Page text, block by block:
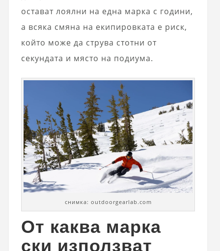
остават лоялни на една марка с години,
а всяка смяна на екипировката е риск,
който може да струва стотни от
секундата и място на подиума.
снимка: outdoorgearlab.com
От каква марка
ски използват